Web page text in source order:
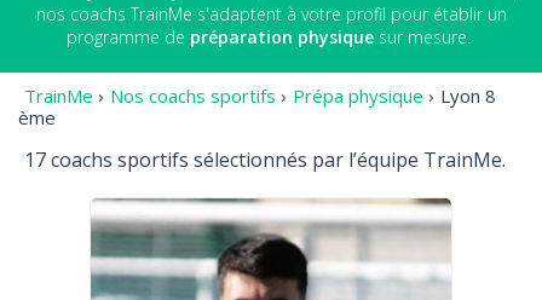
nos coachs TrainMe s'adaptent à votre profil pour établir un
programme de préparation physique sur mesure.
TrainMe › Nos coachs sportifs › Prépa physique › Lyon 8
ème
17 coachs sportifs sélectionnés par l’équipe TrainMe.